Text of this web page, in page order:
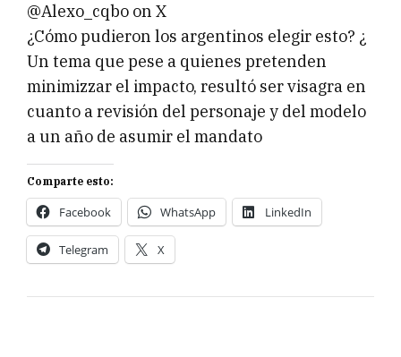
@Alexo_cqbo on X
¿Cómo pudieron los argentinos elegir esto? ¿
Un tema que pese a quienes pretenden
minimizzar el impacto, resultó ser visagra en
cuanto a revisión del personaje y del modelo
a un año de asumir el mandato
Comparte esto:
Facebook WhatsApp LinkedIn
Telegram X